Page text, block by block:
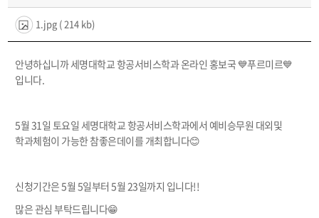
1.jpg ( 214 kb)
안녕하십니까 세명대학교 항공서비스학과 온라인 홍보국 💙푸르미르💙
입니다.
5월 31일 토요일 세명대학교 항공서비스학과에서 예비승무원 대외및
학과체험이 가능한 참좋은데이를 개최합니다😊
신청기간은 5월 5일부터 5월 23일까지 입니다!!
많은 관심 부탁드립니다😁